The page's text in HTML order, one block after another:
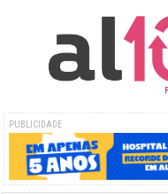
PUBLICIDADE